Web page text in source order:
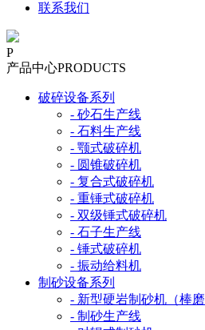
联系我们
P
产品中心PRODUCTS
破碎设备系列
- 砂石生产线
- 石料生产线
- 颚式破碎机
- 圆锥破碎机
- 复合式破碎机
- 重锤式破碎机
- 双级锤式破碎机
- 石子生产线
- 锤式破碎机
- 振动给料机
制砂设备系列
- 新型硬岩制砂机（棒磨
- 制砂生产线